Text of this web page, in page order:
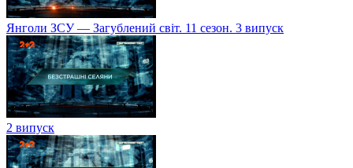
Янголи ЗСУ — Загублений світ. 11 сезон. 3 випуск
2 випуск